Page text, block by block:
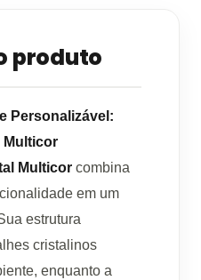
produto
Personalizável:
Multicor
Multicor combina
em um
estrutura
cristalinos
enquanto a